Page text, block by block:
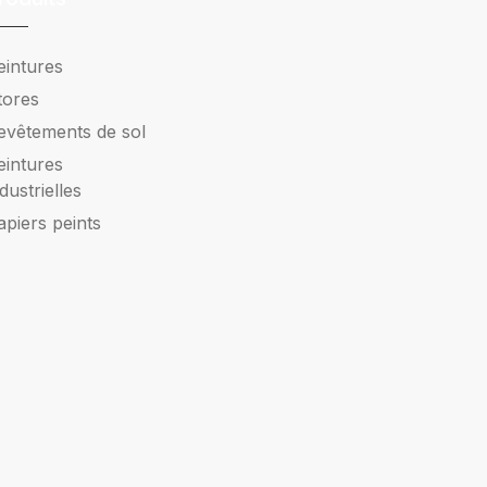
de sol
peints